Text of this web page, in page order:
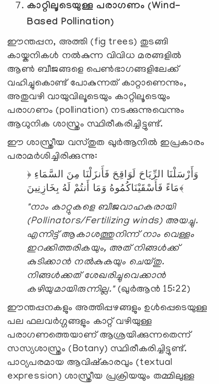
കാറ്റിലൂടെയുള്ള പരാഗണം (Wind-
Based Pollination)
ഈന്തപ്പന, അത്തി (fig trees) തുടങ്ങി
കായ്കനികൾ നൽകുന്ന വിവിധ മരങ്ങളിൽ
ആൺ ബീജങ്ങളെ പെൺഭാഗങ്ങളിലേക്ക്
വഹിച്ചുകൊണ്ട് പോകുന്നത് കാറ്റാണെന്നും,
അതുവഴി വായുവിലൂടെയും കാറ്റിലൂടെയും
പരാഗണം (pollination) നടക്കുന്നുവെന്നും
ആധുനിക ശാസ്ത്രം സ്ഥിരീകരിച്ചിട്ടുണ്ട്.
ഈ ശാസ്ത്രീയ വസ്‌തുത ഖുർആനിൽ ഇപ്രകാരം
പരാമർശിച്ചിരിക്കുന്നു:
﴿
وَأَرْسَلْنَا الرِّيَاحَ لَوَاقِحَ فَأَنزَلْنَا مِنَ السَّمَاءِ
مَاءً فَأَسْقَيْنَاكُمُوهُ وَمَا أَنتُمْ لَهُ
بِخَازِنِينَ﴾
"നാം കാറ്റുകളെ ബീജവാഹകരായി
(Pollinators/Fertilizing winds) അയച്ചു.
എന്നിട്ട് ആകാശത്തുനിന്ന് നാം വെള്ളം
ഇറക്കിത്തരികയും, അത് നിങ്ങൾക്ക്
കുടിക്കാൻ നൽകുകയും ചെയ്തു.
നിങ്ങൾക്കത് ശേഖരിച്ചുവെക്കാൻ
കഴിയുമായിരുന്നില്ല."(ഖുർആൻ 15:22)
ഈന്തപ്പനകളും അത്തിപ്പഴങ്ങളും ഉൾപ്പെടെയുള്ള
പല ഫലവർഗ്ഗങ്ങളും കാറ്റ് വഴിയുള്ള
പരാഗണത്തെയാണ് ആശ്രയിക്കുന്നതെന്ന്
സസ്യശാസ്ത്രം (Botany) സ്ഥിരീകരിച്ചിട്ടുണ്ട്.
പാഠ്യപരമായ ആവിഷ്കാരവും (textual
expression) ശാസ്ത്രീയ പ്രക്രിയയും തമ്മിലുള്ള